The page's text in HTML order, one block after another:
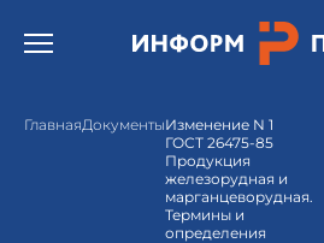
Открыть бургер меню.
ГлавнаяДокументыИзменение N 1
ГОСТ 26475-85
Продукция
железорудная и
марганцеворудная.
Термины и
определения